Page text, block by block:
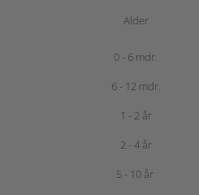
Alder
0 - 6 mdr.
6 - 12 mdr.
1 - 2 år
2 - 4 år
5 - 10 år